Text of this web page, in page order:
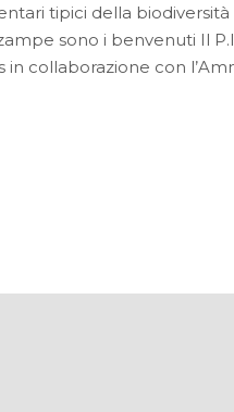
tipici della
sono i benvenuti Il
collaborazione con